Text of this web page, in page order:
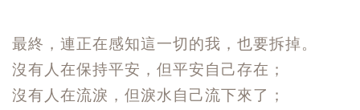
最終，連正在感知這一切的我，也要拆掉。
沒有人在保持平安，但平安自己存在；
沒有人在流淚，但淚水自己流下來了；